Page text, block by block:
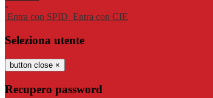
-
Entra con SPID Entra con CIE
Seleziona utente
button close ×
Recupero password